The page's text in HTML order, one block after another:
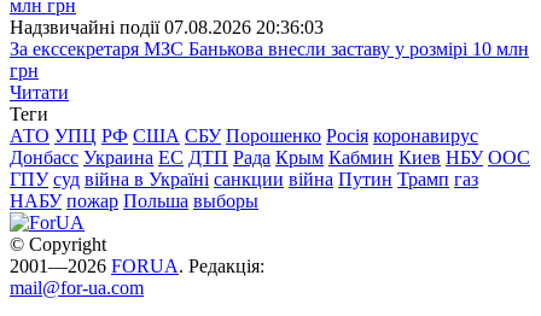
Надзвичайні події 07.08.2026 20:36:03
За екссекретаря МЗС Банькова внесли заставу у розмірі 10 млн
грн
Читати
Теги
АТО УПЦ РФ США СБУ Порошенко Росія коронавирус
Донбасс Украина ЕС ДТП Рада Крым Кабмин Киев НБУ ООС
ГПУ суд війна в Україні санкции війна Путин Трамп газ
НАБУ пожар Польша выборы
© Copyright
2001—2026 FORUA. Редакція:
mail@for-ua.com